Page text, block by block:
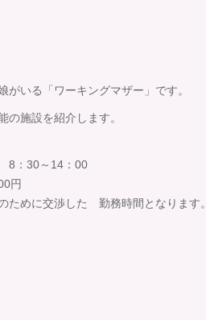
いる「ワーキングマザー」です。
の施設を紹介します。
：30～14：00
円
ために交渉した 勤務時間となります。